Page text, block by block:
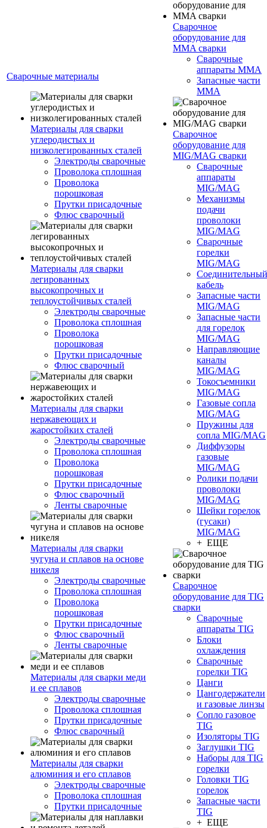
Сварочные материалы
Материалы для сварки
углеродистых и
низколегированных сталей
Электроды сварочные
Проволока сплошная
Проволока
порошковая
Прутки присадочные
Флюс сварочный
Материалы для сварки
легированных
высокопрочных и
теплоустойчивых сталей
Электроды сварочные
Проволока сплошная
Проволока
порошковая
Прутки присадочные
Флюс сварочный
Материалы для сварки
нержавеющих и
жаростойких сталей
Электроды сварочные
Проволока сплошная
Проволока
порошковая
Прутки присадочные
Флюс сварочный
Ленты сварочные
Материалы для сварки
чугуна и сплавов на основе
никеля
Электроды сварочные
Проволока сплошная
Проволока
порошковая
Прутки присадочные
Флюс сварочный
Ленты сварочные
Материалы для сварки меди
и ее сплавов
Электроды сварочные
Проволока сплошная
Прутки присадочные
Флюс сварочный
Материалы для сварки
алюминия и его сплавов
Электроды сварочные
Проволока сплошная
Прутки присадочные
Сварочное
оборудование для
MMA сварки
Сварочные
аппараты MMA
Запасные части
MMA
Сварочное
оборудование для
MIG/MAG сварки
Сварочные
аппараты
MIG/MAG
Механизмы
подачи
проволоки
MIG/MAG
Сварочные
горелки
MIG/MAG
Соединительный
кабель
Запасные части
MIG/MAG
Запасные части
для горелок
MIG/MAG
Направляющие
каналы
MIG/MAG
Токосъемники
MIG/MAG
Газовые сопла
MIG/MAG
Пружины для
сопла MIG/MAG
Диффузоры
газовые
MIG/MAG
Ролики подачи
проволоки
MIG/MAG
Шейки горелок
(гусаки)
MIG/MAG
+ ЕЩЕ
Сварочное
оборудование для TIG
сварки
Сварочные
аппараты TIG
Блоки
охлаждения
Сварочные
горелки TIG
Цанги
Цангодержатели
и газовые линзы
Сопло газовое
TIG
Изоляторы TIG
Заглушки TIG
Наборы для TIG
горелки
Головки TIG
горелок
Запасные части
TIG
+ ЕЩЕ